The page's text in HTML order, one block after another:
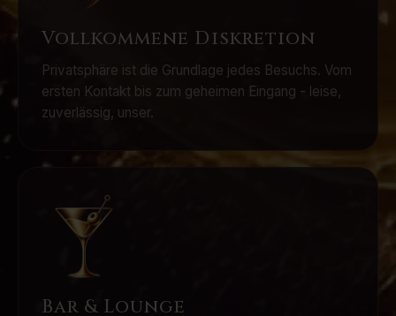
Vollkommene Diskretion
Privatsphäre ist die Grundlage jedes Besuchs. Vom
ersten Kontakt bis zum geheimen Eingang - leise,
zuverlässig, unser.
Bar & Lounge